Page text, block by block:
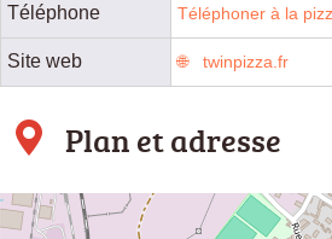
Téléphone Téléphoner à la
Site web twinpizza.fr
Plan et adresse